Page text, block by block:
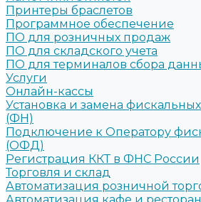
Принтеры браслетов
Программное обеспечение
ПО для розничных продаж
ПО для складского учета
ПО для терминалов сбора
Услуги
Онлайн-кассы
Установка и замена
(ФН)
Подключение к Оператору
(ОФД)
Регистрация ККТ в ФНС России
Торговля и склад
Автоматизация розничной